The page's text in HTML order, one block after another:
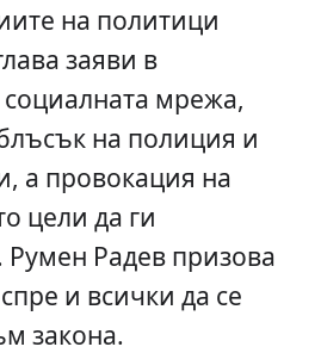
на политици
заяви в
мрежа,
на полиция и
а провокация на
цели да ги
Радев призова
и всички да се
закона.